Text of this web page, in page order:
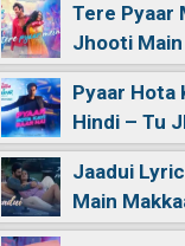
Tere Pyaar
Jhooti
Pyaar Hota
Hindi – Tu
Jaadui
Main